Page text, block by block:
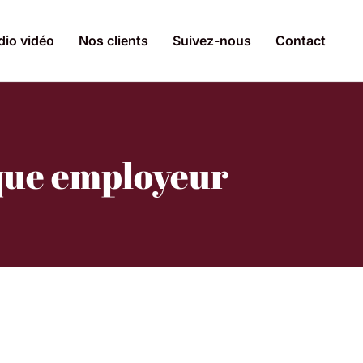
vidéo Nos clients Suivez-nous Contact
employeur